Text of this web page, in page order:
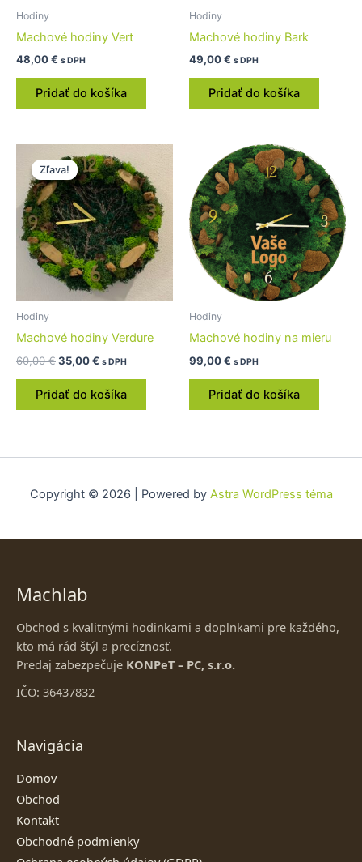
Hodiny
Machové hodiny Vert
48,00€ s DPH
Pridať do košíka
Hodiny
Machové hodiny Bark
49,00€ s DPH
Pridať do košíka
Zľava!
Zľava!
Hodiny
Machové hodiny Verdure
60,00€
cena
bola:
60,00 €.
35,00€
cena
je:
35,00 €.
s DPH
Pridať do košíka
Hodiny
Machové hodiny na mieru
99,00€ s DPH
Pridať do košíka
Copyright © 2026 | Powered by Astra WordPress téma
Machlab
Obchod s kvalitnými hodinkami a doplnkami pre každého,
kto má rád štýl a precíznosť.
Predaj zabezpečuje KONPeT – PC, s.r.o.
IČO: 36437832
Navigácia
Domov
Obchod
Kontakt
Obchodné podmienky